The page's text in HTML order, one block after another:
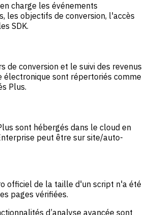
charge les événements
les objectifs de conversion, l'accès
SDK.
de conversion et le suivi des revenus
électronique sont répertoriés comme
Plus.
sont hébergés dans le cloud en
peut être sur site/auto-
officiel de la taille d'un script n'a été
pages vérifiées.
d’analyse avancée sont